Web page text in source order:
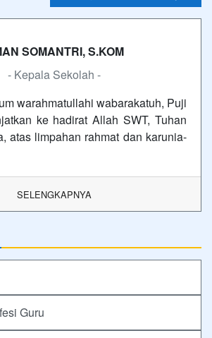
SOMANTRI, S.KOM
- Kepala Sekolah -
warahmatullahi wabarakatuh, Puji
ke hadirat Allah SWT, Tuhan
atas limpahan rahmat dan karunia-
SELENGKAPNYA
Guru